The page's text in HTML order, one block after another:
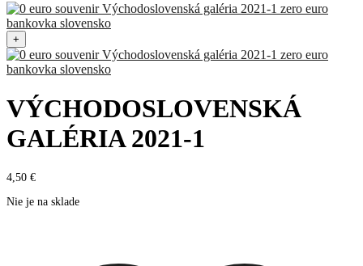
+
VÝCHODOSLOVENSKÁ
GALÉRIA 2021-1
4,50 €
Nie je na sklade